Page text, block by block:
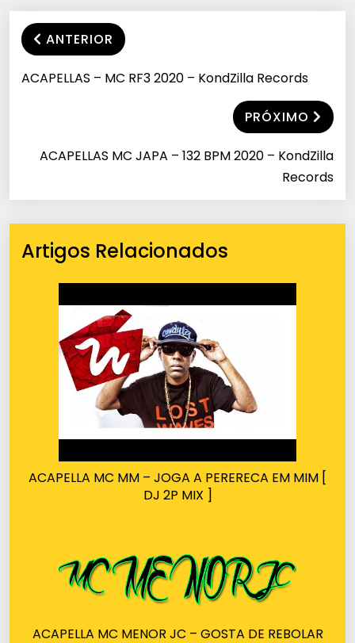
ANTERIOR
ACAPELLAS – MC RF3 2020 – KondZilla Records
PRÓXIMO
ACAPELLAS MC JAPA – 132 BPM 2020 – KondZilla
Records
Artigos Relacionados
ACAPELLA MC MM – JOGA A PERERECA EM MIM [
DJ 2P MIX ]
ACAPELLA MC MENOR JC – GOSTA DE REBOLAR